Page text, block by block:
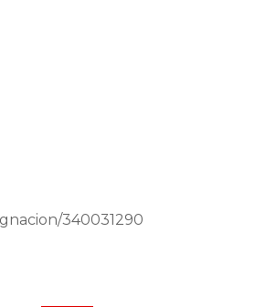
340031290